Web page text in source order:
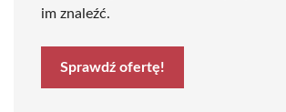
im znaleźć.
Sprawdź ofertę!